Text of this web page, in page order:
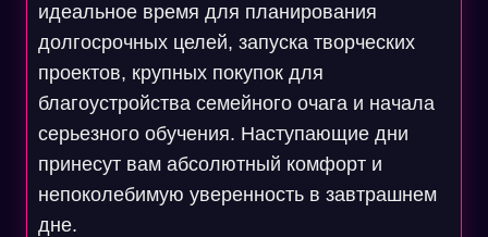
идеальное время для планирования
долгосрочных целей, запуска творческих
проектов, крупных покупок для
благоустройства семейного очага и начала
серьезного обучения. Наступающие дни
принесут вам абсолютный комфорт и
непоколебимую уверенность в завтрашнем
дне.